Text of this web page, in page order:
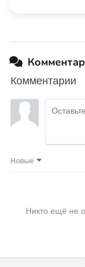
Комментарии
Новые
Никто ещё не